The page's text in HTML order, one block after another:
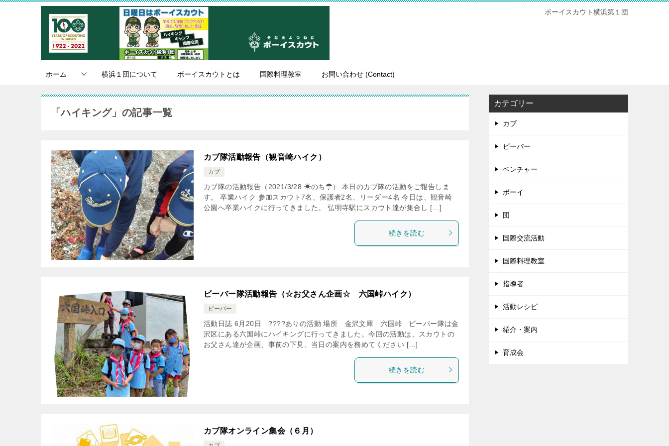
ボーイスカウト横浜第１団
ホーム 横浜１団について ボーイスカウトとは 国際料理教室 お問い合わせ (Contact)
「ハイキング」の記事一覧
カブ隊活動報告（観音崎ハイク）
カブ
カブ隊の活動報告（2021/3/28 ☀のち☂） 本日のカブ隊の活動をご報告しま
す。 卒業ハイク 参加スカウト7名、保護者2名、リーダー4名 今日は、観音崎
公園へ卒業ハイクに行ってきました。 弘明寺駅にスカウト達が集合し […]
続きを読む
ビーバー隊活動報告（☆お父さん企画☆ 六国峠ハイク）
ビーバー
活動日誌 6月20日 ????ありの活動 場所 金沢文庫 六国峠 ビーバー隊は金
沢区にある六国峠にハイキングに行ってきました。今回の活動は、スカウトの
お父さん達が企画、事前の下見、当日の案内を務めてください […]
続きを読む
カブ隊オンライン集会（６月）
カテゴリー
カブ
ビーバー
ベンチャー
ボーイ
団
国際交流活動
国際料理教室
指導者
活動レシピ
紹介・案内
育成会